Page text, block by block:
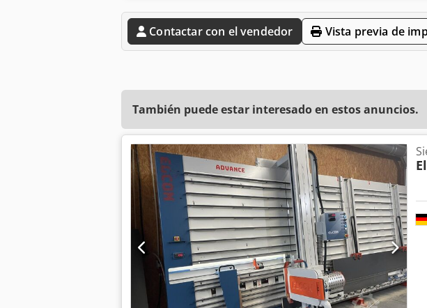
Contactar con el vendedor Vista previa de
También puede estar interesado en estos anuncios.